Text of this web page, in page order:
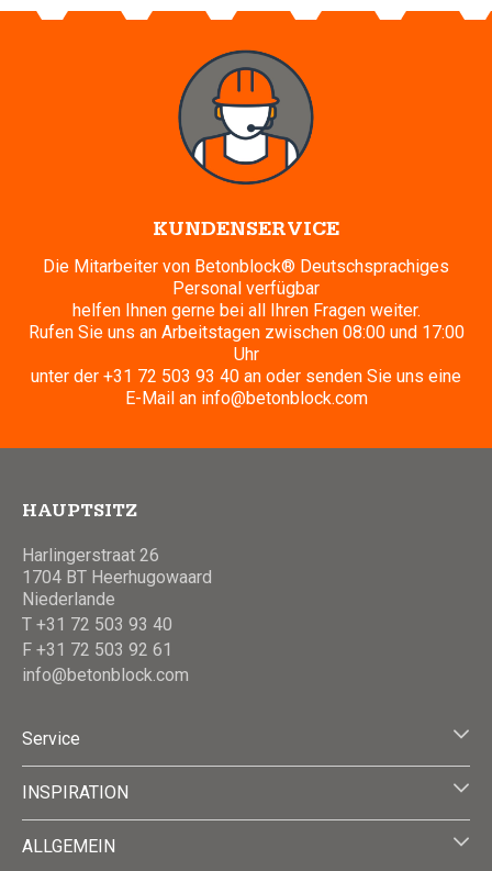
KUNDENSERVICE
Die Mitarbeiter von Betonblock® Deutschsprachiges
Personal verfügbar
helfen Ihnen gerne bei all Ihren Fragen weiter.
Rufen Sie uns an Arbeitstagen zwischen 08:00 und 17:00
Uhr
unter der +31 72 503 93 40 an oder senden Sie uns eine
E-Mail an info@betonblock.com
HAUPTSITZ
Harlingerstraat 26
1704 BT Heerhugowaard
Niederlande
T +31 72 503 93 40
F +31 72 503 92 61
info@betonblock.com
Service
INSPIRATION
ALLGEMEIN